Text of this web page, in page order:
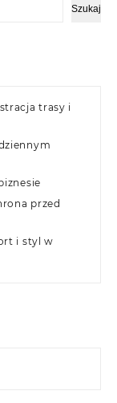
Szukaj
trasy i
przed
i styl w